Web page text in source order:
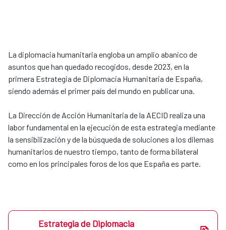
La diplomacia humanitaria engloba un amplio abanico de
asuntos que han quedado recogidos, desde 2023, en la
primera Estrategia de Diplomacia Humanitaria de España,
siendo además el primer país del mundo en publicar una.
La Dirección de Acción Humanitaria de la AECID realiza una
labor fundamental en la ejecución de esta estrategia mediante
la sensibilización y de la búsqueda de soluciones a los dilemas
humanitarios de nuestro tiempo, tanto de forma bilateral
como en los principales foros de los que España es parte.
Estrategia de Diplomacia